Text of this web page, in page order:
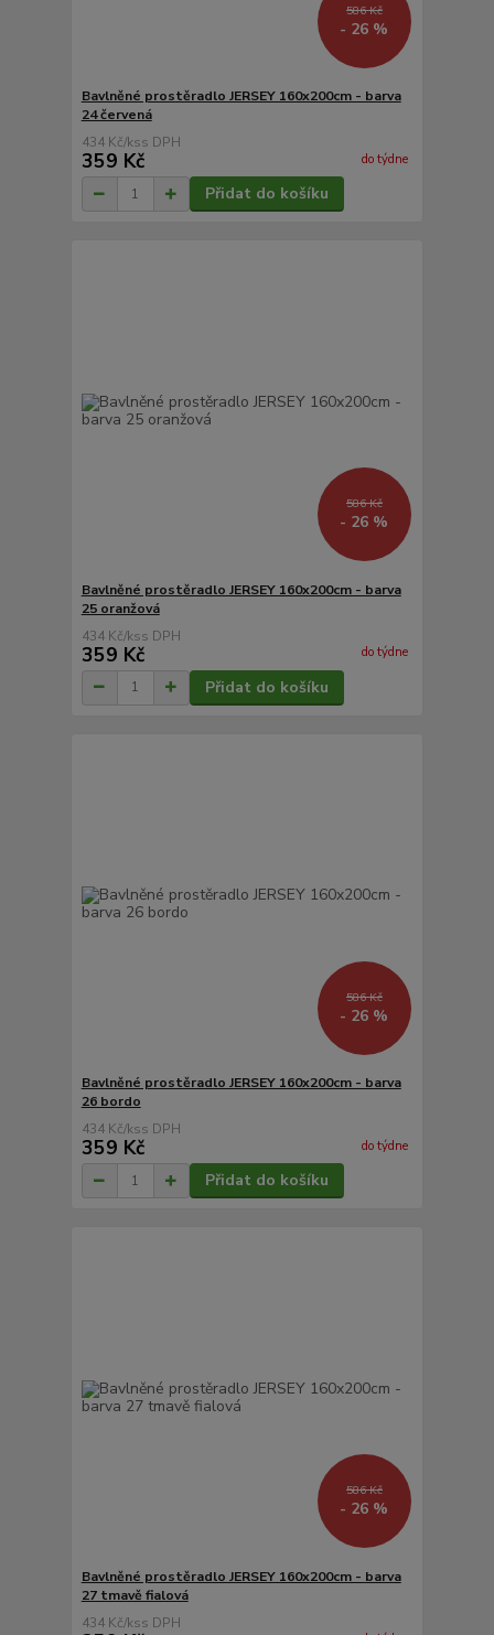
586 Kč
- 26 %
Bavlněné prostěradlo JERSEY 160x200cm - barva
24 červená
434 Kč/ks
359 Kč do týdne
Přidat do košíku
586 Kč
- 26 %
Bavlněné prostěradlo JERSEY 160x200cm - barva
25 oranžová
434 Kč/ks
359 Kč do týdne
Přidat do košíku
586 Kč
- 26 %
Bavlněné prostěradlo JERSEY 160x200cm - barva
26 bordo
434 Kč/ks
359 Kč do týdne
Přidat do košíku
586 Kč
- 26 %
Bavlněné prostěradlo JERSEY 160x200cm - barva
27 tmavě fialová
434 Kč/ks